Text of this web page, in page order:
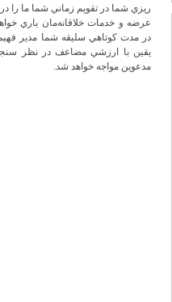
ريزي شما در تقويم زماني شما ما را
عرضه و خدمات خلاقانه‌‌مان ياري
در مدت كوتاهي سليقه شما مدير
يقين با ارزشي مضاعف در نظر
مدعوين مواجه خواهد شد.